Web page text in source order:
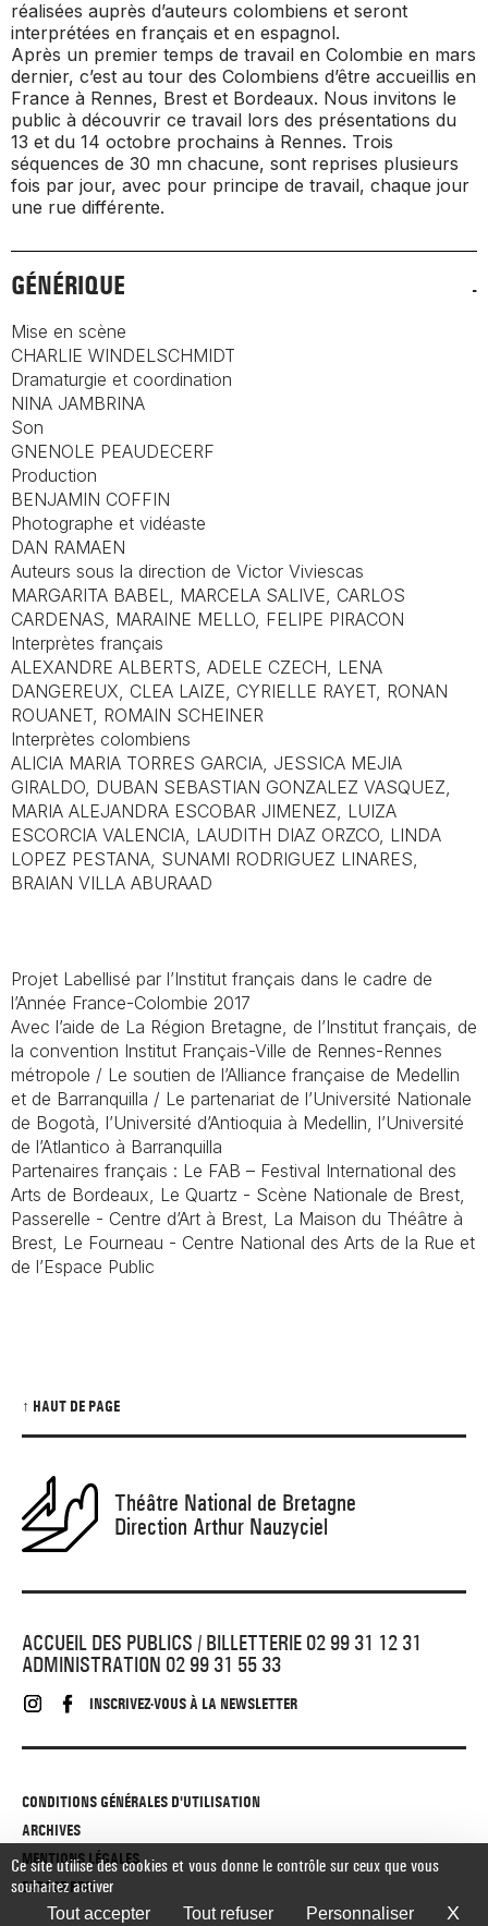
réalisées auprès d’auteurs colombiens et seront
interprétées en français et en espagnol.
Après un premier temps de travail en Colombie en mars
dernier, c’est au tour des Colombiens d’être accueillis en
France à Rennes, Brest et Bordeaux. Nous invitons le
public à découvrir ce travail lors des présentations du
13 et du 14 octobre prochains à Rennes. Trois
séquences de 30 mn chacune, sont reprises plusieurs
fois par jour, avec pour principe de travail, chaque jour
une rue différente.
GÉNÉRIQUE
Mise en scène
CHARLIE WINDELSCHMIDT
Dramaturgie et coordination
NINA JAMBRINA
Son
GNENOLE PEAUDECERF
Production
BENJAMIN COFFIN
Photographe et vidéaste
DAN RAMAEN
Auteurs sous la direction de Victor Viviescas
MARGARITA BABEL, MARCELA SALIVE, CARLOS
CARDENAS, MARAINE MELLO, FELIPE PIRACON
Interprètes français
ALEXANDRE ALBERTS, ADELE CZECH, LENA
DANGEREUX, CLEA LAIZE, CYRIELLE RAYET, RONAN
ROUANET, ROMAIN SCHEINER
Interprètes colombiens
ALICIA MARIA TORRES GARCIA, JESSICA MEJIA
GIRALDO, DUBAN SEBASTIAN GONZALEZ VASQUEZ,
MARIA ALEJANDRA ESCOBAR JIMENEZ, LUIZA
ESCORCIA VALENCIA, LAUDITH DIAZ ORZCO, LINDA
LOPEZ PESTANA, SUNAMI RODRIGUEZ LINARES,
BRAIAN VILLA ABURAAD
Projet Labellisé par l’Institut français dans le cadre de
l’Année France-Colombie 2017
Avec l’aide de La Région Bretagne, de l’Institut français, de
la convention Institut Français-Ville de Rennes-Rennes
métropole / Le soutien de l’Alliance française de Medellin
et de Barranquilla / Le partenariat de l’Université Nationale
de Bogotà, l’Université d’Antioquia à Medellin, l’Université
de l’Atlantico à Barranquilla
Partenaires français : Le FAB – Festival International des
Arts de Bordeaux, Le Quartz - Scène Nationale de Brest,
Passerelle - Centre d’Art à Brest, La Maison du Théâtre à
Brest, Le Fourneau - Centre National des Arts de la Rue et
de l’Espace Public
↑ HAUT DE PAGE
Théâtre National de Bretagne
Direction Arthur Nauzyciel
ACCUEIL DES PUBLICS / BILLETTERIE 02 99 31 12 31
ADMINISTRATION 02 99 31 55 33
INSCRIVEZ-VOUS À LA NEWSLETTER
CONDITIONS GÉNÉRALES D'UTILISATION
ARCHIVES
MENTIONS LÉGALES
ESPACE PRO
Ce site utilise des cookies et vous donne le contrôle sur ceux que vous
souhaitez activer
Tout accepter Tout refuser Personnaliser X